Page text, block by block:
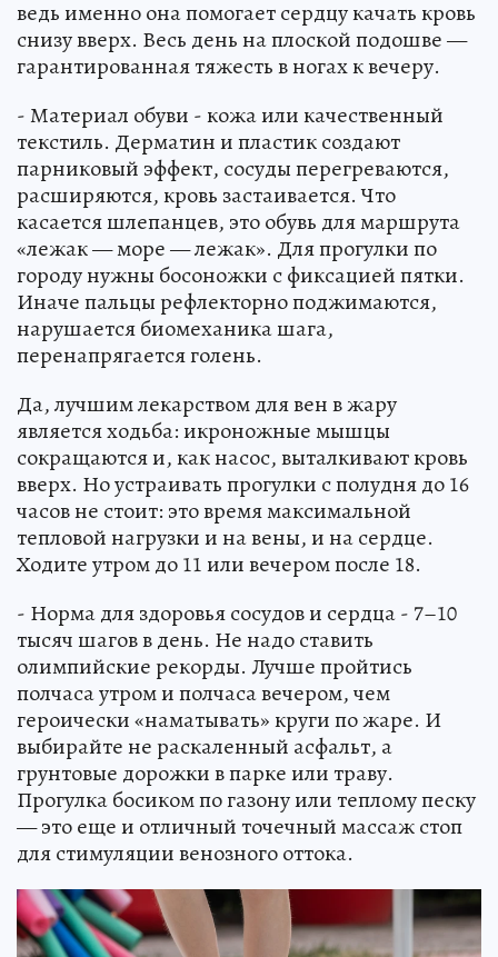
ведь именно она помогает сердцу качать кровь
снизу вверх. Весь день на плоской подошве —
гарантированная тяжесть в ногах к вечеру.
- Материал обуви - кожа или качественный
текстиль. Дерматин и пластик создают
парниковый эффект, сосуды перегреваются,
расширяются, кровь застаивается. Что
касается шлепанцев, это обувь для маршрута
«лежак — море — лежак». Для прогулки по
городу нужны босоножки с фиксацией пятки.
Иначе пальцы рефлекторно поджимаются,
нарушается биомеханика шага,
перенапрягается голень.
Да, лучшим лекарством для вен в жару
является ходьба: икроножные мышцы
сокращаются и, как насос, выталкивают кровь
вверх. Но устраивать прогулки с полудня до 16
часов не стоит: это время максимальной
тепловой нагрузки и на вены, и на сердце.
Ходите утром до 11 или вечером после 18.
- Норма для здоровья сосудов и сердца - 7–10
тысяч шагов в день. Не надо ставить
олимпийские рекорды. Лучше пройтись
полчаса утром и полчаса вечером, чем
героически «наматывать» круги по жаре. И
выбирайте не раскаленный асфальт, а
грунтовые дорожки в парке или траву.
Прогулка босиком по газону или теплому песку
— это еще и отличный точечный массаж стоп
для стимуляции венозного оттока.